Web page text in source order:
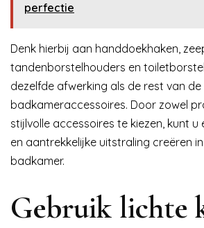
perfectie
Denk hierbij aan handdoekhaken,
tandenborstelhouders en
dezelfde afwerking als de rest van de
badkameraccessoires. Door zowel
stijlvolle accessoires te kiezen, kunt u
en aantrekkelijke uitstraling creëren
badkamer.
Gebruik lichte